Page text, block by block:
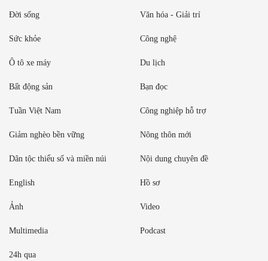
Đời sống Văn hóa - Giải trí
Sức khỏe Công nghệ
Ô tô xe máy Du lịch
Bất động sản Bạn đọc
Tuần Việt Nam Công nghiệp hỗ trợ
Giảm nghèo bền vững Nông thôn mới
Dân tộc thiểu số và miền núi Nội dung chuyên đề
English Hồ sơ
Ảnh Video
Multimedia Podcast
24h qua